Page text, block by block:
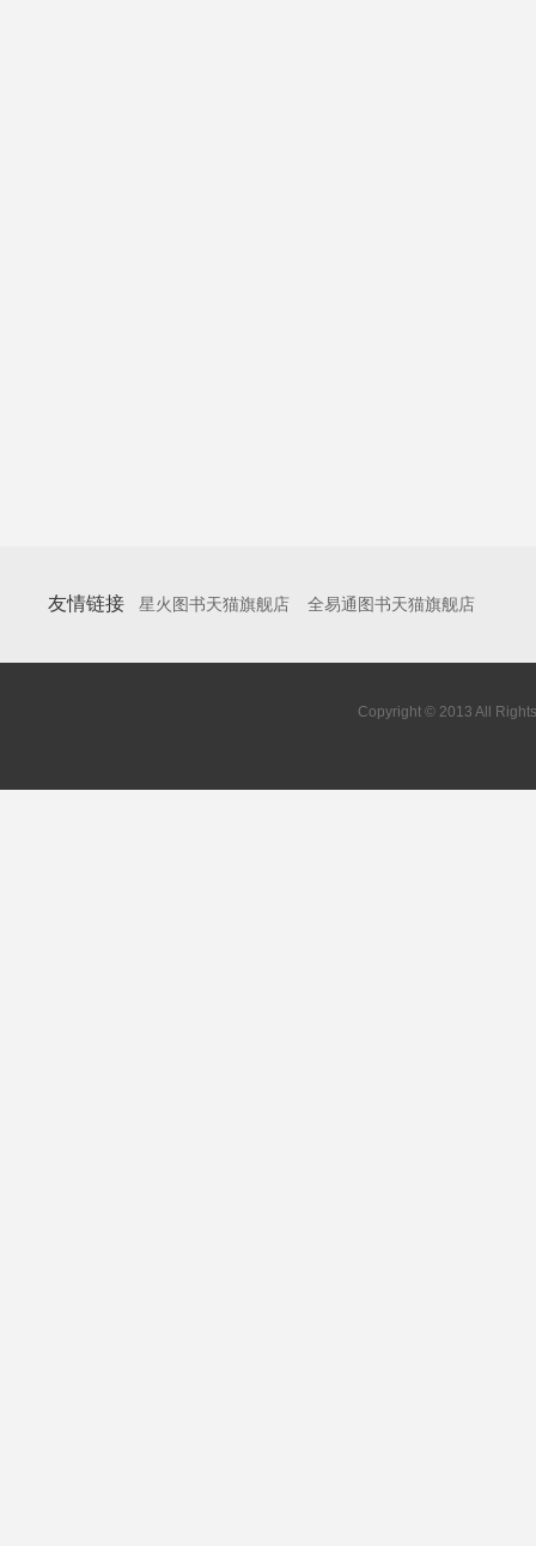
友情链接 星火图书天猫旗舰店 全易通图书天猫旗舰店
Copyright © 2013 All